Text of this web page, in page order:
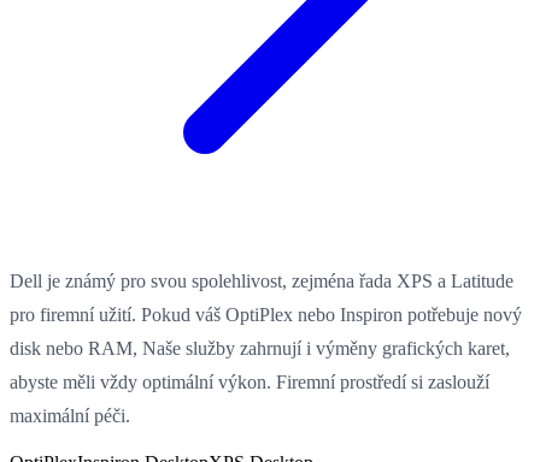
Dell je známý pro svou spolehlivost, zejména řada XPS a Latitude
pro firemní užití. Pokud váš OptiPlex nebo Inspiron potřebuje nový
disk nebo RAM, Naše služby zahrnují i výměny grafických karet,
abyste měli vždy optimální výkon. Firemní prostředí si zaslouží
maximální péči.